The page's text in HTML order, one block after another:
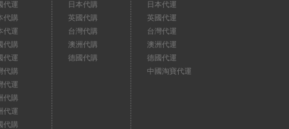
代運
代購
代運
代購
代運
代購
代運
代購
代運
代購
日本代購
英國代購
台灣代購
澳洲代購
德國代購
日本代運
英國代運
台灣代運
澳洲代運
德國代運
中國淘寶代運